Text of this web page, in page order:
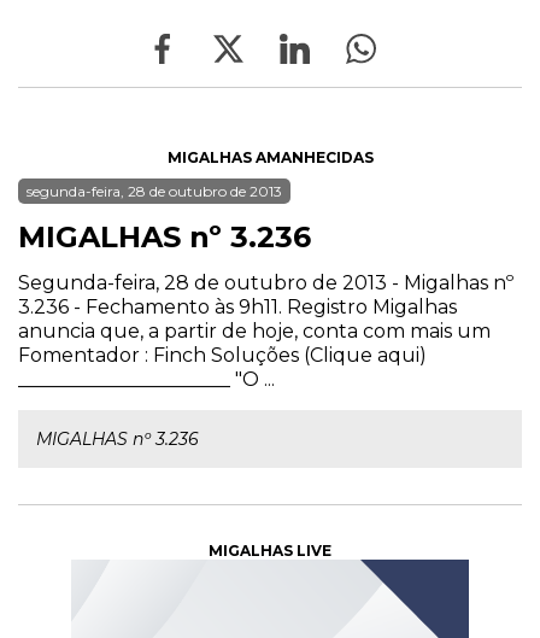
MIGALHAS AMANHECIDAS
segunda-feira, 28 de outubro de 2013
MIGALHAS nº 3.236
Segunda-feira, 28 de outubro de 2013 - Migalhas nº
3.236 - Fechamento às 9h11. Registro Migalhas
anuncia que, a partir de hoje, conta com mais um
Fomentador : Finch Soluções (Clique aqui)
______________________ "O ...
MIGALHAS nº 3.236
MIGALHAS LIVE